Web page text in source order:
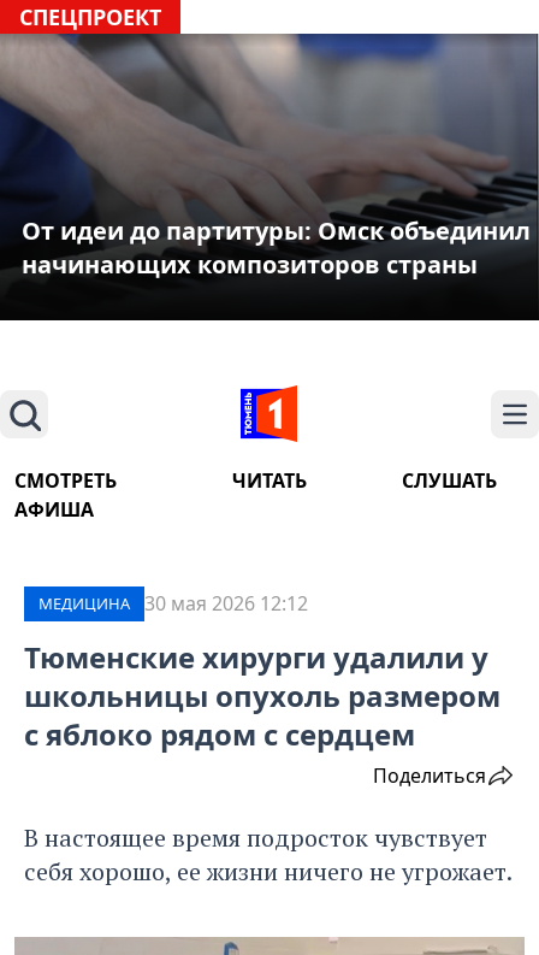
СПЕЦПРОЕКТ
От идеи до партитуры: Омск объединил
начинающих композиторов страны
Поиск
СМОТРЕТЬ ЧИТАТЬ
СЛУШАТЬ
АФИША
МЕДИЦИНА 30 мая 2026 12:12
Тюменские хирурги удалили у
школьницы опухоль размером
с яблоко рядом с сердцем
Поделиться
В настоящее время подросток чувствует
себя хорошо, ее жизни ничего не угрожает.